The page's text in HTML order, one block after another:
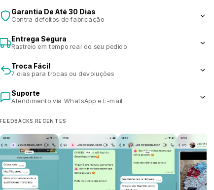
Garantia De Até 30 Dias
Contra defeitos de fabricação
Entrega Segura
Rastreio em tempo real do seu pedido
Troca Fácil
7 dias para trocas ou devoluções
Suporte
Atendimento via WhatsApp e E-mail
FEEDBACKS RECENTES